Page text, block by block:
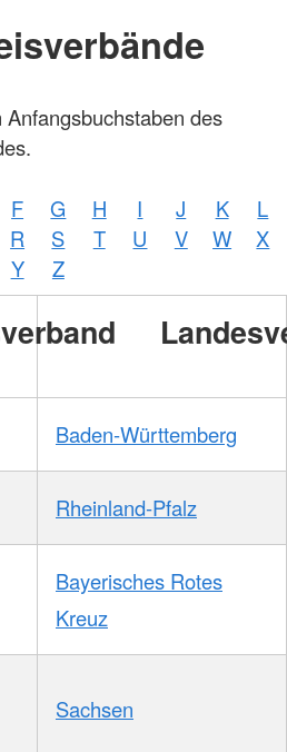
des
F G H I J K
L
R S T U V W
X
Y
Z
Baden-Württemberg
Rheinland-Pfalz
Bayerisches Rotes
Kreuz
Sachsen